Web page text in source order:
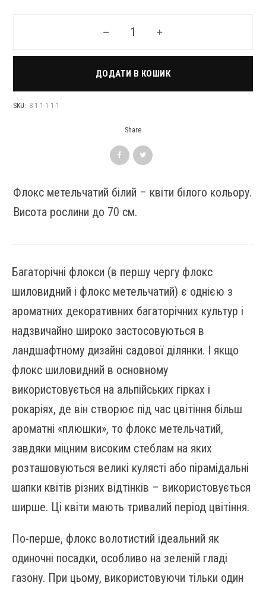
Флокс метельчатий білий – квіти білого кольору.
Висота рослини до 70 см.
Флокс 6 кількість
ДОДАТИ В КОШИК
SKU: 8-1-1-1-1-1
Share
Багаторічні флокси (в першу чергу флокс
шиловидний і флокс метельчатий) є однією з
ароматних декоративних багаторічних культур і
надзвичайно широко застосовуються в
ландшафтному дизайні садової ділянки. І якщо
флокс шиловидний в основному
використовується на альпійських гірках і
рокаріях, де він створює під час цвітіння більш
ароматні «плюшки», то флокс метельчатий,
завдяки міцним високим стеблам на яких
розташовуються великі кулясті або пірамідальні
шапки квітів різних відтінків – використовується
ширше. Ці квіти мають тривалий період цвітіння.
По-перше, флокс волотистий ідеальний як
одиночні посадки, особливо на зеленій гладі
газону. При цьому, використовуючи тільки один